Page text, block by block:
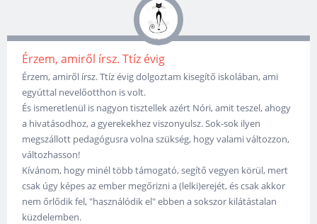
Érzem, amiről írsz. Ttíz évig
Érzem, amiről írsz. Ttíz évig dolgoztam kisegítő iskolában, ami
egyúttal nevelőotthon is volt.
És ismeretlenül is nagyon tisztellek azért Nóri, amit teszel, ahogy
a hivatásodhoz, a gyerekekhez viszonyulsz. Sok-sok ilyen
megszállott pedagógusra volna szükség, hogy valami változzon,
változhasson!
Kívánom, hogy minél több támogató, segítő vegyen körül, mert
csak úgy képes az ember megőrizni a (lelki)erejét, és csak akkor
nem őrlődik fel, "használódik el" ebben a sokszor kilátástalan
küzdelemben.